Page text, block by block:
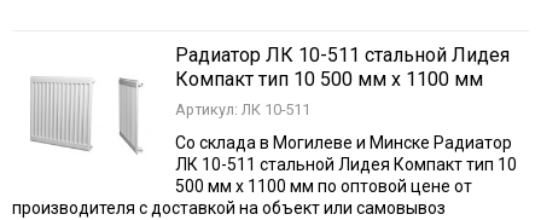
Радиатор ЛК 10-511 стальной Лидея
Компакт тип 10 500 мм х 1100 мм
Артикул: ЛК 10-511
Со склада в Могилеве и Минске Радиатор
ЛК 10-511 стальной Лидея Компакт тип 10
500 мм х 1100 мм по оптовой цене от
производителя с доставкой на объект или самовывоз